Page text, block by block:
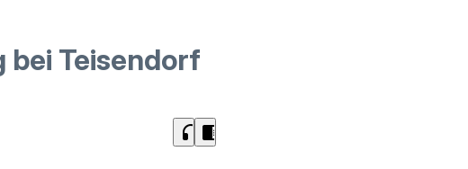
bei Teisendorf
headphones chrome_reader_mode